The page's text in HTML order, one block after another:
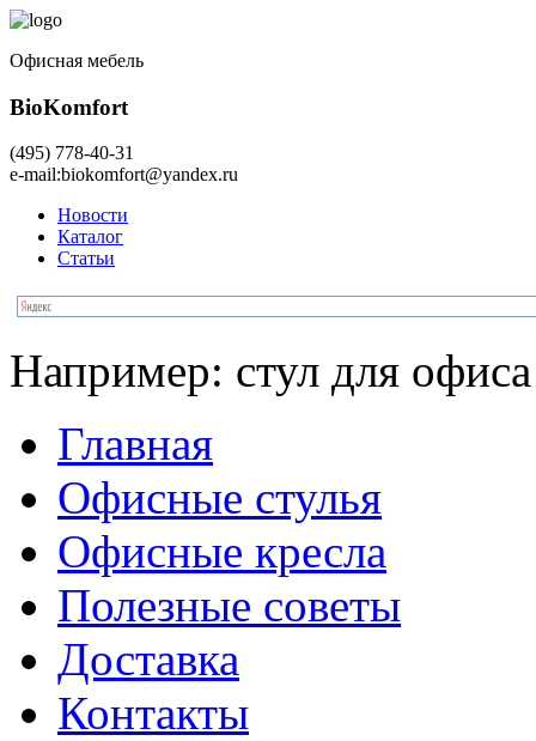
Офисная мебель
BioKomfort
(495) 778-40-31
e-mail:biokomfort@yandex.ru
Новости
Каталог
Статьи
Например: стул для офиса
Главная
Офисные стулья
Офисные кресла
Полезные советы
Доставка
Контакты